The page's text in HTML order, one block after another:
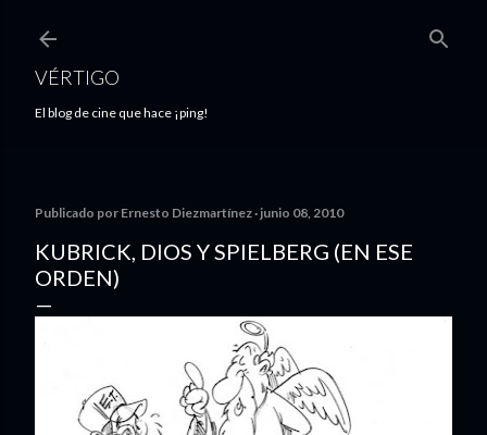
VÉRTIGO
El blog de cine que hace ¡ping!
Publicado por Ernesto Diezmartínez junio 08, 2010
KUBRICK, DIOS Y SPIELBERG (EN ESE
ORDEN)